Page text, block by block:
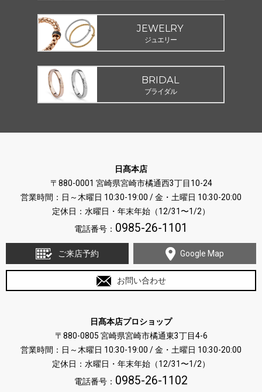
JEWELRY
ジュエリー
BRIDAL
ブライダル
日髙本店
〒880-0001 宮崎県宮崎市橘通西3丁目10-24
営業時間：日～木曜日 10:30-19:00 / 金・土曜日 10:30-20:00
定休日：水曜日・年末年始（12/31〜1/2）
電話番号： 0985-26-1101
ご来店予約 Google Map
お問い合わせ
日髙本店プロショップ
〒880-0805 宮崎県宮崎市橘通東3丁目4-6
営業時間：日～木曜日 10:30-19:00 / 金・土曜日 10:30-20:00
定休日：水曜日・年末年始（12/31〜1/2）
電話番号： 0985-26-1102